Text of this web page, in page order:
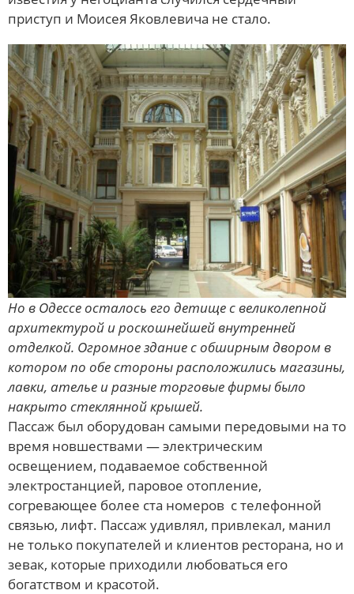
приступ и Моисея Яковлевича не стало.
Но в Одессе осталось его детище с великолепной
архитектурой и роскошнейшей внутренней
отделкой. Огромное здание с обширным двором в
котором по обе стороны расположились магазины,
лавки, ателье и разные торговые фирмы было
накрыто стеклянной крышей.
Пассаж был оборудован самыми передовыми на то
время новшествами — электрическим
освещением, подаваемое собственной
электростанцией, паровое отопление,
согревающее более ста номеров с телефонной
связью, лифт. Пассаж удивлял, привлекал, манил
не только покупателей и клиентов ресторана, но и
зевак, которые приходили любоваться его
богатством и красотой.